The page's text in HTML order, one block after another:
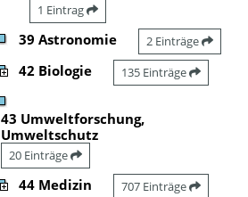
1 Eintrag
39 Astronomie 2 Einträge
42 Biologie 135 Einträge
43 Umweltforschung,
Umweltschutz
20 Einträge
44 Medizin 707 Einträge